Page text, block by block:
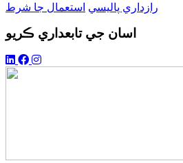
رازداري پاليسي استعمال جا شرط
اسان جي تابعداري ڪريو